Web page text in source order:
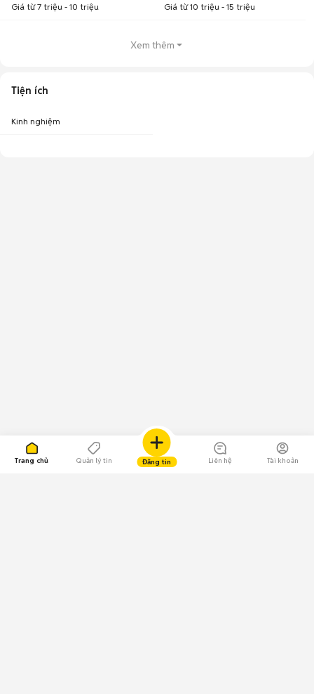
Trang chủ Quản lý tin Đăng tin Liên hệ Tài khoản
Giá từ 7 triệu - 10 triệu Giá từ 10 triệu - 15 triệu
Xem thêm
Tiện ích
Kinh nghiệm